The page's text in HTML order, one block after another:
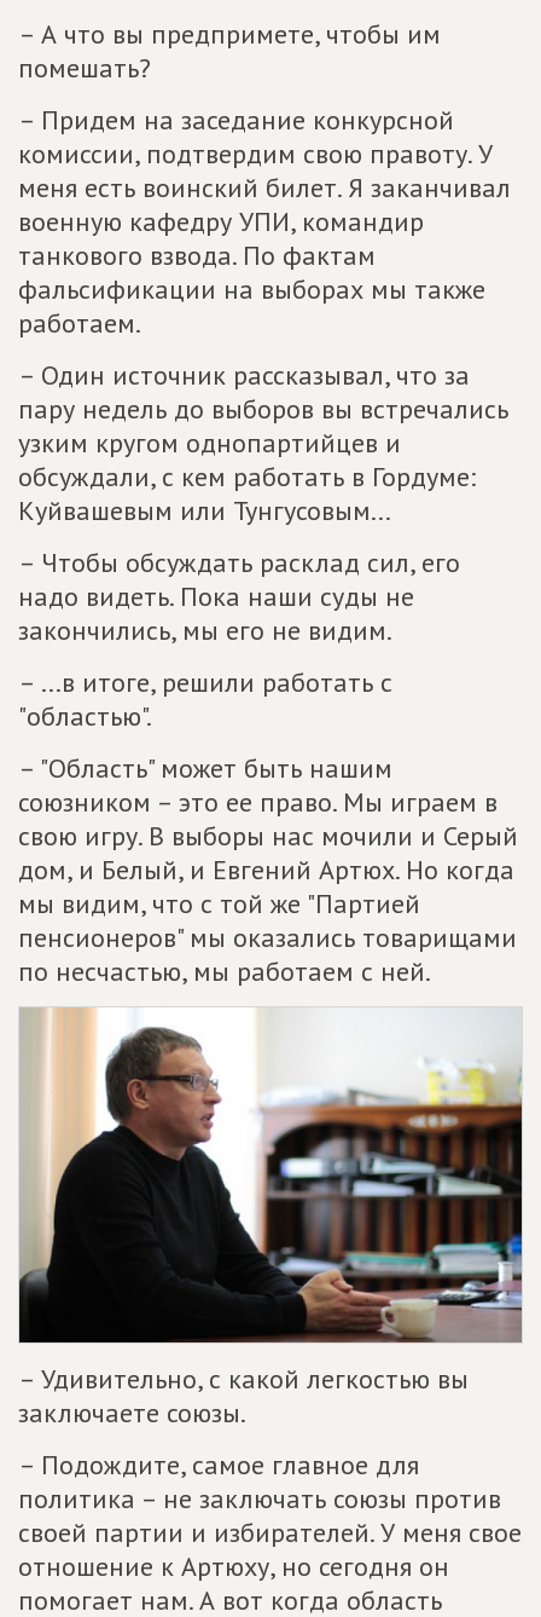
– А что вы предпримете, чтобы им
помешать?
– Придем на заседание конкурсной
комиссии, подтвердим свою правоту. У
меня есть воинский билет. Я заканчивал
военную кафедру УПИ, командир
танкового взвода. По фактам
фальсификации на выборах мы также
работаем.
– Один источник рассказывал, что за
пару недель до выборов вы встречались
узким кругом однопартийцев и
обсуждали, с кем работать в Гордуме:
Куйвашевым или Тунгусовым...
– Чтобы обсуждать расклад сил, его
надо видеть. Пока наши суды не
закончились, мы его не видим.
– ...в итоге, решили работать с
"областью".
– "Область" может быть нашим
союзником – это ее право. Мы играем в
свою игру. В выборы нас мочили и Серый
дом, и Белый, и Евгений Артюх. Но когда
мы видим, что с той же "Партией
пенсионеров" мы оказались товарищами
по несчастью, мы работаем с ней.
– Удивительно, с какой легкостью вы
заключаете союзы.
– Подождите, самое главное для
политика – не заключать союзы против
своей партии и избирателей. У меня свое
отношение к Артюху, но сегодня он
помогает нам. А вот когда область